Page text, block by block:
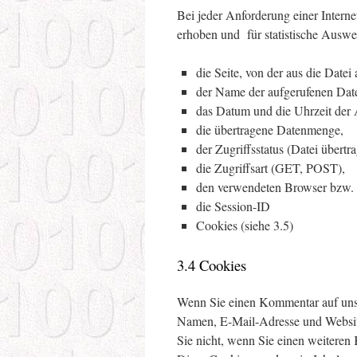
Bei jeder Anforderung einer
erhoben und für statistische
die Seite, von der aus die
der Name der aufgerufenen
das Datum und die Uhrzeit der
die übertragene Datenmenge,
der Zugriffsstatus (Datei
die Zugriffsart (GET, POST),
den verwendeten Browser
die Session-ID
Cookies (siehe 3.5)
3.4 Cookies
Wenn Sie einen Kommentar auf
Namen, E-Mail-Adresse und
Sie nicht, wenn Sie einen weiteren